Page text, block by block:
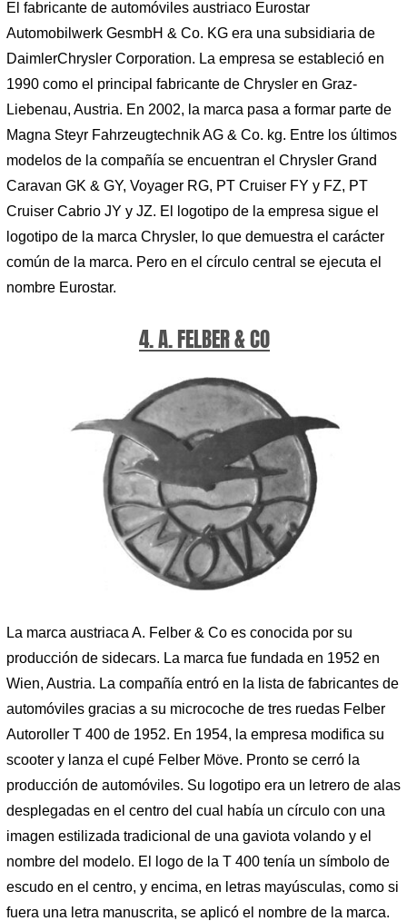
El fabricante de automóviles austriaco Eurostar
Automobilwerk GesmbH & Co. KG era una subsidiaria de
DaimlerChrysler Corporation. La empresa se estableció en
1990 como el principal fabricante de Chrysler en Graz-
Liebenau, Austria. En 2002, la marca pasa a formar parte de
Magna Steyr Fahrzeugtechnik AG & Co. kg. Entre los últimos
modelos de la compañía se encuentran el Chrysler Grand
Caravan GK & GY, Voyager RG, PT Cruiser FY y FZ, PT
Cruiser Cabrio JY y JZ. El logotipo de la empresa sigue el
logotipo de la marca Chrysler, lo que demuestra el carácter
común de la marca. Pero en el círculo central se ejecuta el
nombre Eurostar.
4. A. FELBER & CO
La marca austriaca A. Felber & Co es conocida por su
producción de sidecars. La marca fue fundada en 1952 en
Wien, Austria. La compañía entró en la lista de fabricantes de
automóviles gracias a su microcoche de tres ruedas Felber
Autoroller T 400 de 1952. En 1954, la empresa modifica su
scooter y lanza el cupé Felber Möve. Pronto se cerró la
producción de automóviles. Su logotipo era un letrero de alas
desplegadas en el centro del cual había un círculo con una
imagen estilizada tradicional de una gaviota volando y el
nombre del modelo. El logo de la T 400 tenía un símbolo de
escudo en el centro, y encima, en letras mayúsculas, como si
fuera una letra manuscrita, se aplicó el nombre de la marca.